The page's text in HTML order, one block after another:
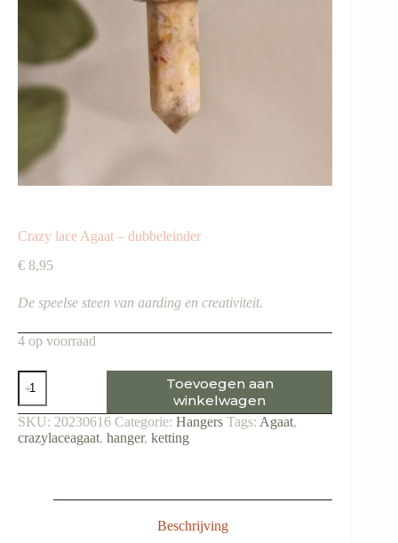
Crazy lace Agaat – dubbeleinder
€ 8,95
De speelse steen van aarding en creativiteit.
4 op voorraad
Crazy
lace
Agaat
-
dubbeleinder
Toevoegen aan
winkelwagen
SKU: 20230616 Categorie: Hangers Tags: Agaat,
crazylaceagaat, hanger, ketting
Beschrijving